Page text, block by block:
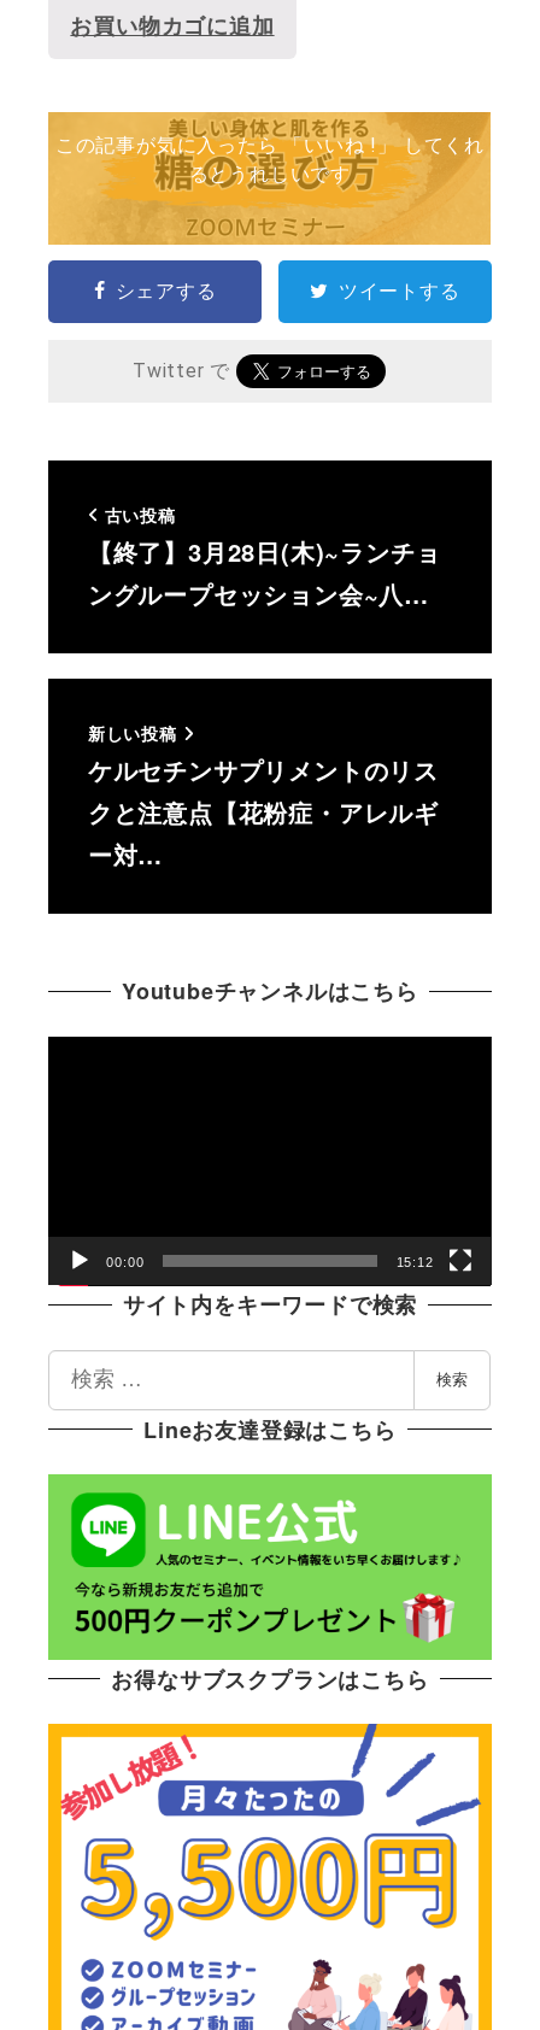
お買い物カゴに追加
この記事が気に入ったら 「いいね !」 してくれ
るとうれしいです
シェアする ツイートする
Twitter で
古い投稿
【終了】3月28日(木)~ランチョ
ングループセッション会~八…
新しい投稿
ケルセチンサプリメントのリス
クと注意点【花粉症・アレルギ
ー対…
Youtubeチャンネルはこちら
00:00 15:12
サイト内をキーワードで検索
索
検索
Lineお友達登録はこちら
お得なサブスクプランはこちら